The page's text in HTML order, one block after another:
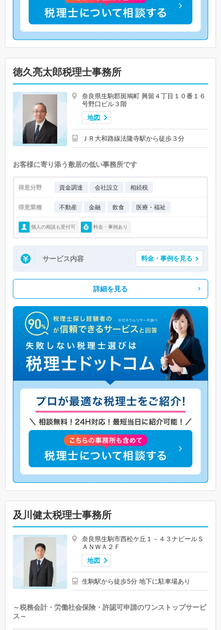
徳久亮太郎税理士事務所
奈良県生駒郡斑鳩町 興留４丁目１０番１６
号野口ビル３階
地図
ＪＲ大和路線法隆寺駅から徒歩３分
お客様に寄り添う敷居の低い事務所です
得意分野 資金調達 会社設立 相続税
得意業種 不動産 金融 飲食 医療・福祉
個人の相談も受付可 料金・事例あり
サービス内容 料金・事例を見る
詳細を見る
及川健太税理士事務所
奈良県生駒市西松ケ丘１－４３ナビールＳ
ＡＮＷＡ２Ｆ
地図
生駒駅から徒歩5分 地下に駐車場あり
～税務会計・労働社会保険・許認可申請のワンストップサービ
ス～